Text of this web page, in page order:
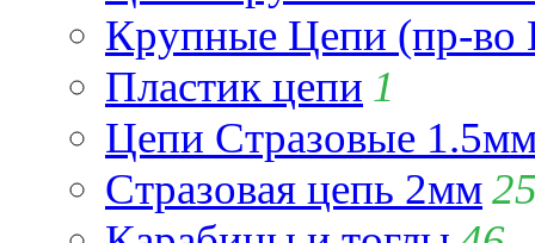
Крупные Цепи (пр-во
Пластик цепи 1
Цепи Стразовые
Стразовая цепь 2мм